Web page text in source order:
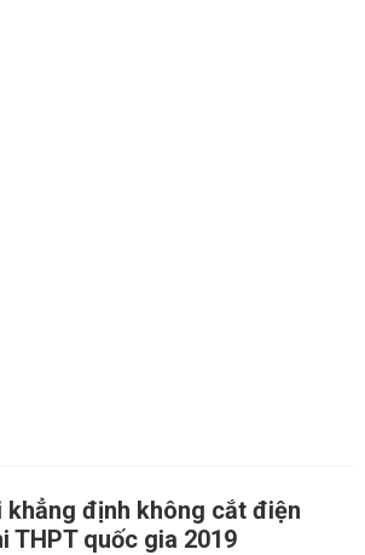
khẳng định không cắt điện
THPT quốc gia 2019